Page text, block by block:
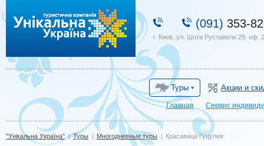
(091) 353-
г. Киев, ул. Шота Руставели 29, оф.
Туры Акции и
Главная Сервис
"Унікальна Україна" | Туры | Многодневные туры | Красавица Гуцулия